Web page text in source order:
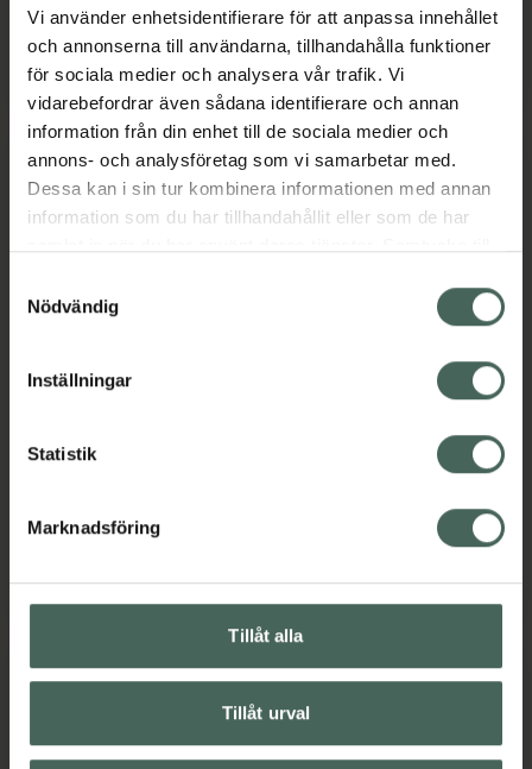
Vi använder enhetsidentifierare för att anpassa innehållet
och annonserna till användarna, tillhandahålla funktioner
för sociala medier och analysera vår trafik. Vi
vidarebefordrar även sådana identifierare och annan
information från din enhet till de sociala medier och
annons- och analysföretag som vi samarbetar med.
Dessa kan i sin tur kombinera informationen med annan
information som du har tillhandahållit eller som de har
återkalla ditt samtycke via webbplatsens
cookieinställningar. Ett återkallat samtycke påverkar inte
lagligheten av behandling som skett innan återkallelsen.
Nödvändig
Inställningar
Statistik
Marknadsföring
Tillåt alla
Tillåt urval
100 kr
KöpTwistshake Learn Cutlery Stainless
98 kr
Köp
scooper! x2
par
95 kr
KöpBambino Little scooper! x2 mint/
Spädbarnsmatning 1 st
Pris online
45,90 kr
KöpBambino